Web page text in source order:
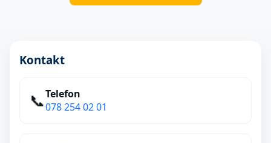
Kontakt
📞Telefon
078 254 02 01